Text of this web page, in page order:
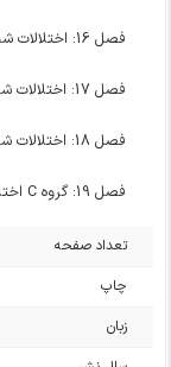
فصل 16: اختلالات شخصیت گروه B (خودشیفته)
فصل 17: اختلالات شخصیت گروه B (ضداجتماعی)
فصل 18: اختلالات شخصیت هیستریایی و نمایشی
فصل 19: گروه C اختلالات شخصیت وسواسی-جبری، اجتنابی و وابسته
تعداد صفحه
چاپ
زبان